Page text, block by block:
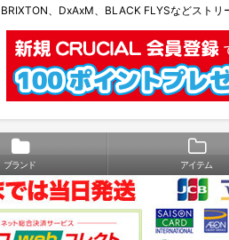
、DxAxM、BLACK FLYSなどストリ
ブランド アイテム